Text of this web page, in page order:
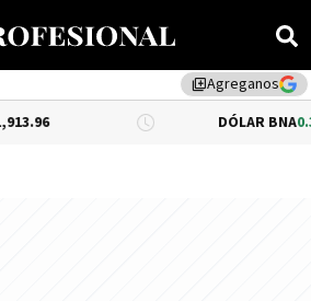
library_addAgreganos
DÓLAR BNA 0.34%$1,520.00